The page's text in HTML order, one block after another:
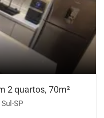
2 quartos, 70m²
SP